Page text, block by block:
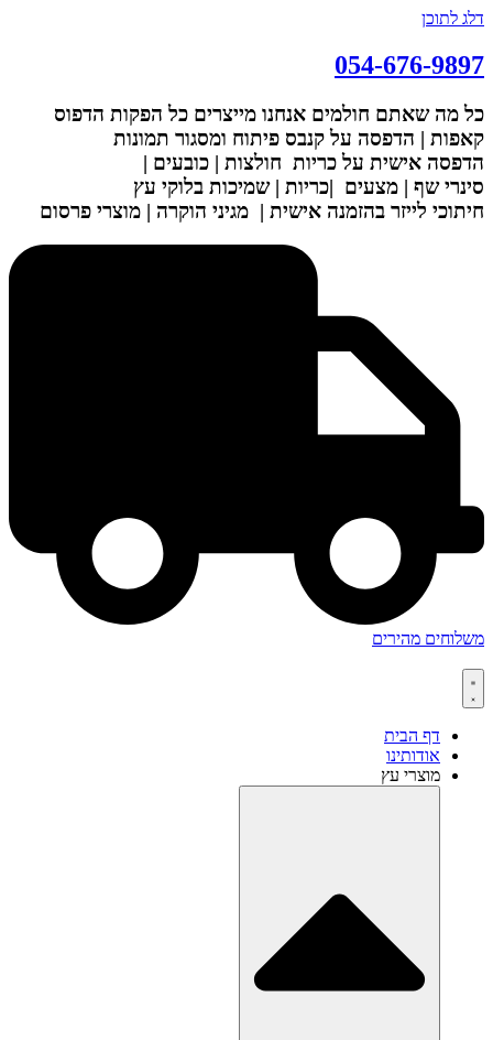
דלג לתוכן
054-676-9897
כל מה שאתם חולמים אנחנו מייצרים כל הפקות הדפוס
קאפות | הדפסה על קנבס פיתוח ומסגור תמונות
הדפסה אישית על כריות חולצות | כובעים |
סינרי שף | מצעים |כריות | שמיכות בלוקי עץ
חיתוכי לייזר בהזמנה אישית | מגיני הוקרה | מוצרי פרסום
משלוחים מהירים
דף הבית
אודותינו
מוצרי עץ